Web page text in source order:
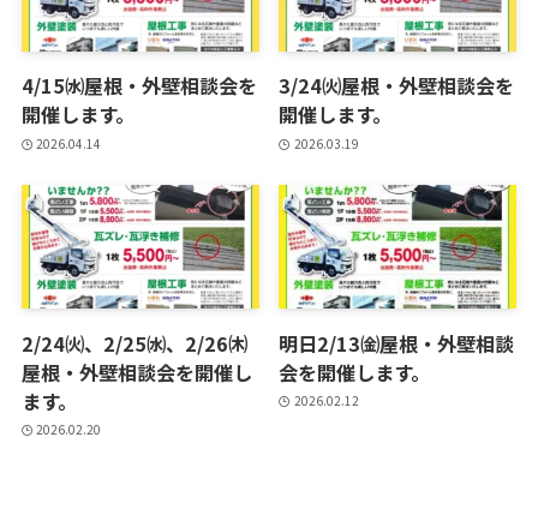
4/15㈬屋根・外壁相談会を
開催します。
2026.04.14
3/24㈫屋根・外壁相談会を
開催します。
2026.03.19
2/24㈫、2/25㈬、2/26㈭
屋根・外壁相談会を開催し
ます。
2026.02.20
明日2/13㈮屋根・外壁相談
会を開催します。
2026.02.12